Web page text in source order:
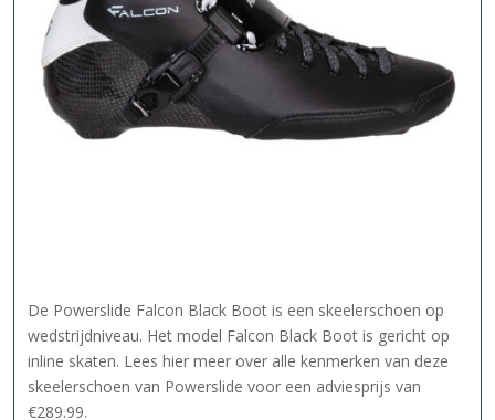
De Powerslide Falcon Black Boot is een skeelerschoen op
wedstrijdniveau. Het model Falcon Black Boot is gericht op
inline skaten. Lees hier meer over alle kenmerken van deze
skeelerschoen van Powerslide voor een adviesprijs van
€289.99.